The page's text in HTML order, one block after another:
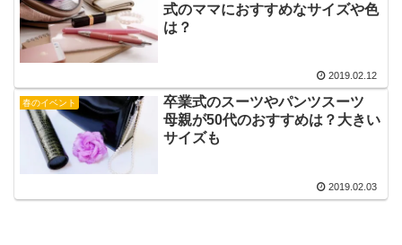
式のママにおすすめなサイズや色
は？
2019.02.12
春のイベント
卒業式のスーツやパンツスーツ
母親が50代のおすすめは？大きい
サイズも
2019.02.03